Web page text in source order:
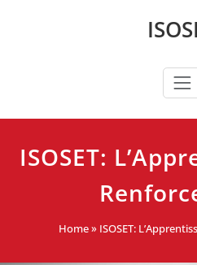
ISOSET:
Home» ISOSET: